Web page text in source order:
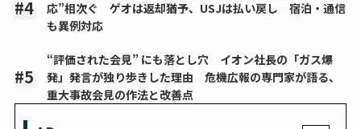
応”相次ぐ ゲオは返却猶予、USJは払い戻し 宿泊・通信
も異例対応
“評価された会見” にも落とし穴 イオン社長の「ガス爆
発」発言が独り歩きした理由 危機広報の専門家が語る、
重大事故会見の作法と改善点